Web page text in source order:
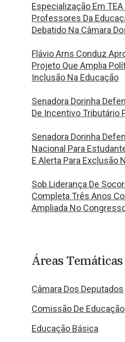
Especialização Em TEA
Professores Da
Debatido Na Câmara
Flávio Arns Conduz
Projeto Que Amplia
Inclusão Na Educação
Senadora Dorinha
De Incentivo Tributário
Senadora Dorinha
Nacional Para
E Alerta Para Exclusão
Sob Liderança De
Completa Três Anos
Ampliada No
Áreas Temáticas
Câmara Dos Deputados
Comissão De Educação
Educação Básica